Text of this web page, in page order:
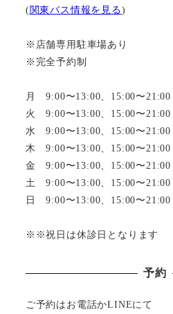
(関東バス情報を見る)
※店舗専用駐車場あり
※完全予約制
月 9:00〜13:00、15:00〜21:00
火 9:00〜13:00、15:00〜21:00
水 9:00〜13:00、15:00〜21:00
木 9:00〜13:00、15:00〜21:00
金 9:00〜13:00、15:00〜21:00
土 9:00〜13:00、15:00〜21:00
日 9:00〜13:00、15:00〜21:00
※※祝日は休診日となります
予約
ご予約はお電話かLINEにて